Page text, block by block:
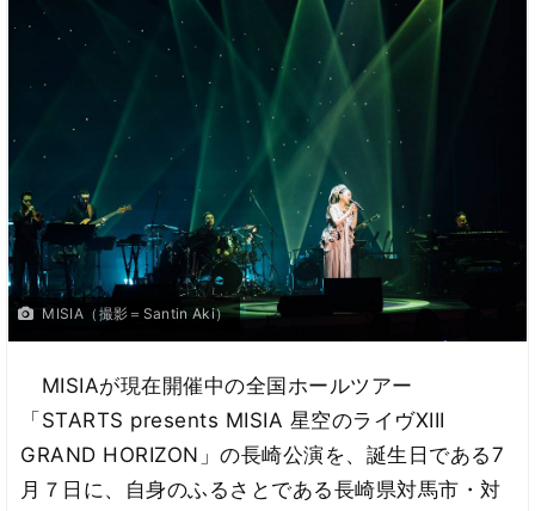
MISIA（撮影＝Santin Aki）
MISIAが現在開催中の全国ホールツアー
「STARTS presents MISIA 星空のライヴXIII
GRAND HORIZON」の長崎公演を、誕生日である7
月７日に、自身のふるさとである長崎県対馬市・対